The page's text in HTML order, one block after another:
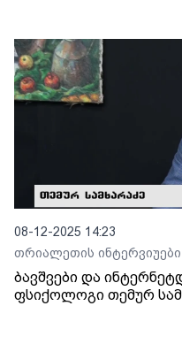
08-12-2025 14:23
თრიალეთის ინტერვიუები
ბავშვები და
ფსიქოლოგი თემურ